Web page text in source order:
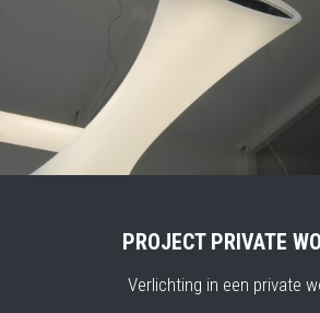
PROJECT PRIVATE
Verlichting in een private